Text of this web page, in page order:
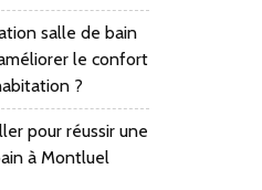
salle de bain
le confort
?
pour réussir une
à Montluel